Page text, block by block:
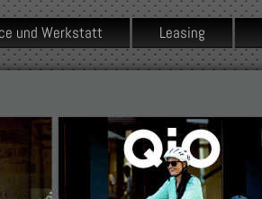
und Werkstatt Leasing